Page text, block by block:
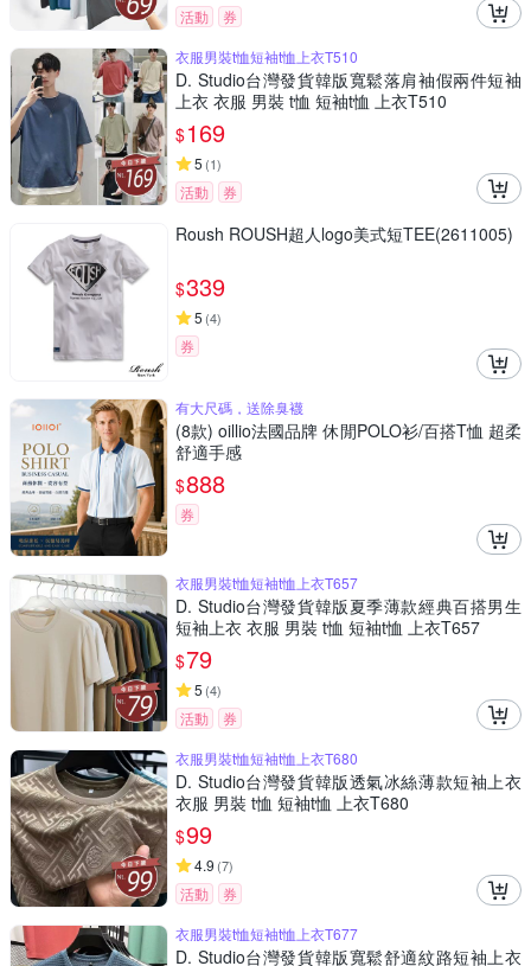
活動
券
衣服男裝t恤短袖t恤上衣T510
D. Studio台灣發貨韓版寬鬆落肩袖假兩件短袖
上衣 衣服 男裝 t恤 短袖t恤 上衣T510
$169
5 (1)
活動 券
Roush ROUSH超人logo美式短TEE(2611005)
$339
5 (4)
券
有大尺碼，送除臭襪
(8款) oillio法國品牌 休閒POLO衫/百搭T恤 超柔
舒適手感
$888
券
衣服男裝t恤短袖t恤上衣T657
D. Studio台灣發貨韓版夏季薄款經典百搭男生
短袖上衣 衣服 男裝 t恤 短袖t恤 上衣T657
$79
5 (4)
活動
券
衣服男裝t恤短袖t恤上衣T680
D. Studio台灣發貨韓版透氣冰絲薄款短袖上衣
衣服 男裝 t恤 短袖t恤 上衣T680
$99
4.9 (7)
活動
券
衣服男裝t恤短袖t恤上衣T677
D. Studio台灣發貨韓版寬鬆舒適紋路短袖上衣